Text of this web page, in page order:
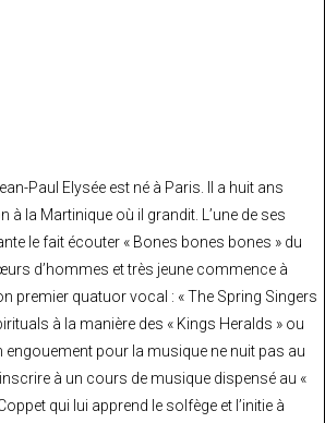
Paul Elysée est né à Paris. Il a huit ans
la Martinique où il grandit. L’une de ses
le fait écouter « Bones bones bones » du
d’hommes et très jeune commence à
premier quatuor vocal : « The Spring Singers
à la manière des « Kings Heralds » ou
pour la musique ne nuit pas au
à un cours de musique dispensé au «
qui lui apprend le solfège et l’initie à